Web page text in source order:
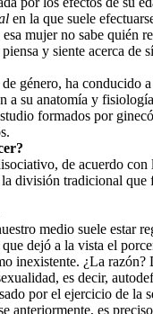
en la que suele
mujer no sabe quién
y siente acerca
género, ha conducido
a su anatomía y
formados por
de acuerdo
división tradicional
medio suele estar
dejó a la vista el
inexistente. ¿La
es decir,
por el ejercicio de la
anteriormente, es